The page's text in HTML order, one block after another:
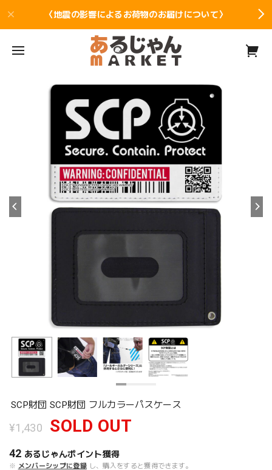
〈地震の影響によるお荷物のお届けについて〉
SCP財団 SCP財団 フルカラーパスケース
¥1,430 SOLD OUT
42 あるじゃんポイント獲得
※ メンバーシップに登録 し、購入をすると獲得できます。